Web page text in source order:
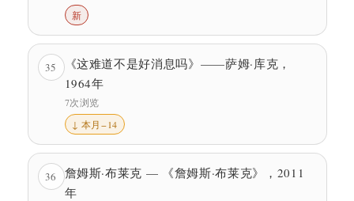
新
35
《这难道不是好消息吗》——萨姆·库克，
1964年
7次浏览
↓ 本月−14
36
詹姆斯·布莱克 — 《詹姆斯·布莱克》，2011
年